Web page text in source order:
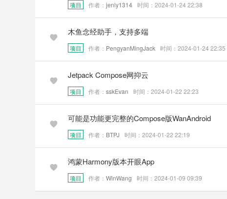
项目 作者： jenly1314 时间：2024-01-24 22:38
木鱼念经助手，支持多端
项目 作者： PengyanMingJack 时间：2024-01-24 22:35
Jetpack Compose网抑云
项目 作者： sskEvan 时间：2024-01-22 22:23
可能是功能更完整的Compose版WanAndroid
项目 作者： BTPJ 时间：2024-01-22 22:19
鸿蒙Harmony版本开眼App
项目 作者： WinWang 时间：2024-01-09 09:39